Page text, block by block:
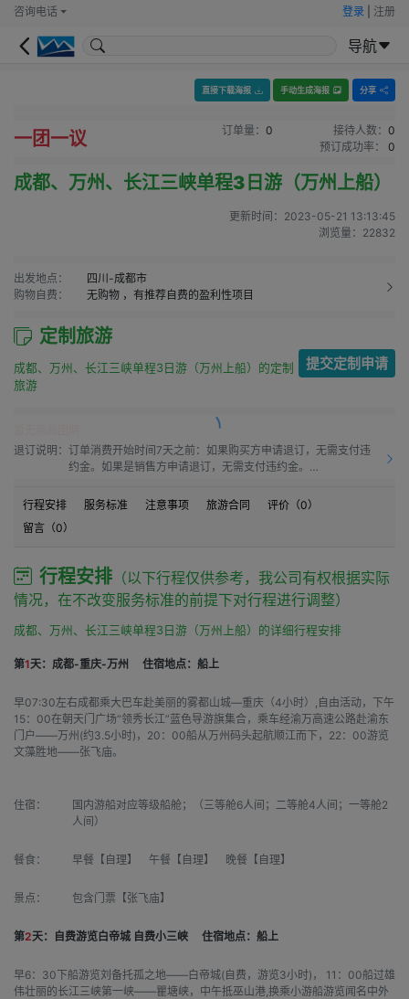
咨询电话 登录 注册
导航
直接下载海报 手动生成海报 分享
一团一议 订单量： 0 接待人数： 0
预订成功率：
0
成都、万州、长江三峡单程3日游（万州上船）
更新时间： 2023-05-21 13:13:45
浏览量： 22832
出发地点：
四川-成都市
购物自费：
无购物 ，有推荐自费的盈利性项目
定制旅游
成都、万州、长江三峡单程3日游（万州上船）的定制
旅游
提交定制申请
退订说明： 订单消费开始时间7天之前：如果购买方申请退订，无需支付违
约金。如果是销售方申请退订，无需支付违约金。
购买方申请退订，需要按50.0%比例支付违约金。如果是销售方
请退订，需要按15.00%比例支付违约金。
订单消费开始时间之前1天到订单消费开始时间：如果购买方申
请退订，需要按80.0%比例支付违约金。如果是销售方申请退
订单消费开始时间之后：如果购买方申请退订，需要按100%比
违约金。
行程安排 服务标准 注意事项 旅游合同 评价（0）
留言（0）
行程安排 （以下行程仅供参考，我公司有权根据实际
情况，在不改变服务标准的前提下对行程进行调整）
成都、万州、长江三峡单程3日游（万州上船）的详细行程安排
第1天：成都-重庆-万州 住宿地点：船上
早07:30左右成都乘大巴车赴美丽的雾都山城—重庆（4小时）,自由活动，下午
15：00在朝天门广场“领秀长江”蓝色导游旗集合，乘车经渝万高速公路赴渝东
门户——万州(约3.5小时)，20：00船从万州码头起航顺江而下，22：00游览
文藻胜地——张飞庙。
住宿：
国内游船对应等级船舱；（三等舱6人间；二等舱4人间；一等舱2
人间）
餐食： 早餐【自理】 午餐【自理】 晚餐【自理】
景点： 包含门票【张飞庙】
第2天：自费游览白帝城 自费小三峡 住宿地点：船上
早6：30下船游览刘备托孤之地——白帝城(自费，游览3小时)， 11：00船过雄
伟壮丽的长江三峡第一峡——瞿塘峡，中午抵巫山港,换乘小游船游览闻名中外